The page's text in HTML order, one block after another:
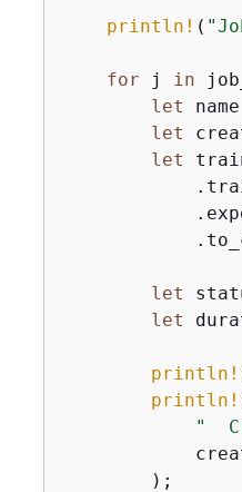
println! (
for j in
let
let
let
let
let
println!
println!
"
        );